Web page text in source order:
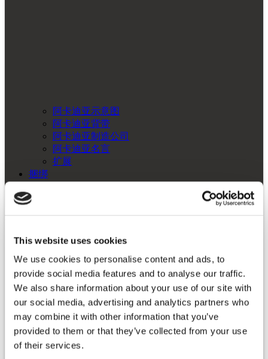
This website uses cookies
We use cookies to personalise content and ads, to
provide social media features and to analyse our traffic.
We also share information about your use of our site with
our social media, advertising and analytics partners who
may combine it with other information that you’ve
provided to them or that they’ve collected from your use
of their services.
阿卡迪亚示意图
阿卡迪亚背带
阿卡迪亚制造公司
阿卡迪亚名言
扩展
捆绑